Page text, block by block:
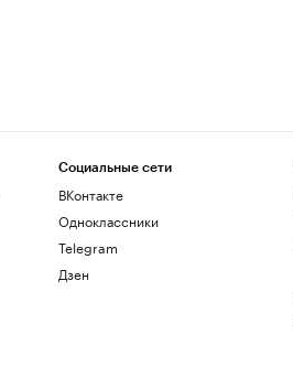
Социальные сети
ВКонтакте
Одноклассники
Telegram
Дзен